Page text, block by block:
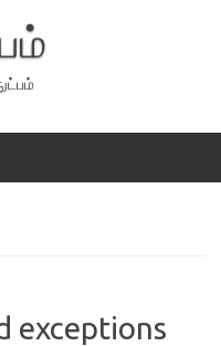
exceptions